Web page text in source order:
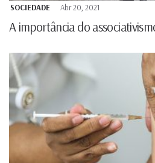
SOCIEDADE Abr 20, 2021
A importância do